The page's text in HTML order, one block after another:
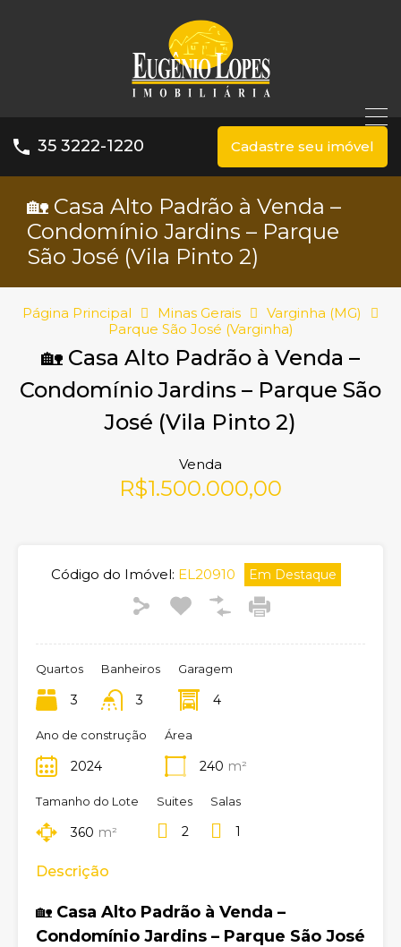
35 3222-1220 Cadastre seu imóvel
🏡 Casa Alto Padrão à Venda –
Condomínio Jardins – Parque
São José (Vila Pinto 2)
Página Principal Minas Gerais
Varginha (MG)
Parque São José (Varginha)
🏡 Casa Alto Padrão à Venda –
Condomínio Jardins – Parque São
José (Vila Pinto 2)
Venda
R$1.500.000,00
Código do Imóvel: EL20910 Em Destaque
Quartos
3
Banheiros
3
Garagem
4
Ano de construção
2024
Área
240 m²
Tamanho do Lote
360 m²
Suites
2
Salas
1
Descrição
🏡 Casa Alto Padrão à Venda –
Condomínio Jardins – Parque São José